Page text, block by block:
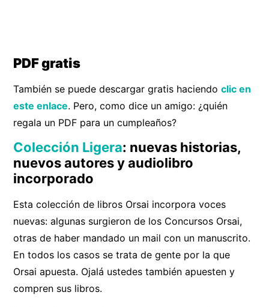
PDF gratis
También se puede descargar gratis haciendoclic en
este enlace. Pero, como dice un amigo: ¿quién
regala un PDF para un cumpleaños?
Colección Ligera: nuevas historias,
nuevos autores y audiolibro
incorporado
Esta colección de libros Orsai incorpora voces
nuevas: algunas surgieron de los Concursos Orsai,
otras de haber mandado un mail con un manuscrito.
En todos los casos se trata de gente por la que
Orsai apuesta. Ojalá ustedes también apuesten y
compren sus libros.